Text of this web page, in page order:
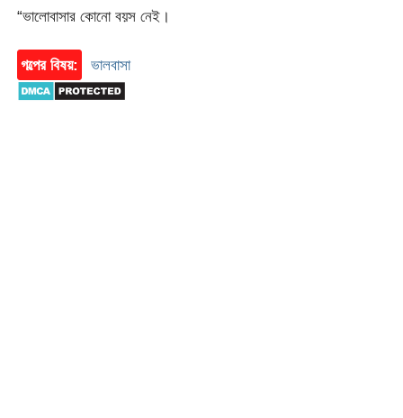
“ভালোবাসার কোনো বয়স নেই।
গল্পের বিষয়: ভালবাসা